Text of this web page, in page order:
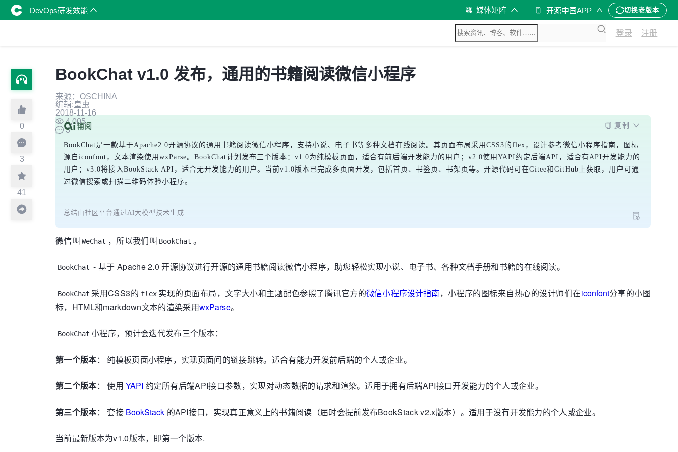
DevOps研发效能 媒体矩阵 开源中国APP 切换老版本
登录 注册
0
3
41
BookChat v1.0 发布，通用的书籍阅读微信小程序
来源：OSCHINA
编辑:皇虫
2018-11-16
4,005
3
复制
BookChat是一款基于Apache2.0开源协议的通用书籍阅读微信小程序，支持小说、电子书等多种文档在线阅读。其页面布局采用CSS3的flex，设计参考微信小程序指南，图标
源自iconfont，文本渲染使用wxParse。BookChat计划发布三个版本：v1.0为纯模板页面，适合有前后端开发能力的用户；v2.0使用YAPI约定后端API，适合有API开发能力的
用户；v3.0将接入BookStack API，适合无开发能力的用户。当前v1.0版本已完成多页面开发，包括首页、书签页、书架页等。开源代码可在Gitee和GitHub上获取，用户可通
过微信搜索或扫描二维码体验小程序。
总结由社区平台通过AI大模型技术生成
微信叫 WeChat ，所以我们叫 BookChat 。
BookChat - 基于 Apache 2.0 开源协议进行开源的通用书籍阅读微信小程序，助您轻松实现小说、电子书、各种文档手册和书籍的在线阅读。
BookChat 采用CSS3的 flex 实现的页面布局，文字大小和主题配色参照了腾讯官方的微信小程序设计指南，小程序的图标来自热心的设计师们在iconfont分享的小图
标，HTML和markdown文本的渲染采用wxParse。
BookChat 小程序，预计会迭代发布三个版本：
第一个版本： 纯模板页面小程序，实现页面间的链接跳转。适合有能力开发前后端的个人或企业。
第二个版本： 使用YAPI 约定所有后端API接口参数，实现对动态数据的请求和渲染。适用于拥有后端API接口开发能力的个人或企业。
第三个版本： 套接 BookStack 的API接口，实现真正意义上的书籍阅读（届时会提前发布BookStack v2.x版本）。适用于没有开发能力的个人或企业。
当前最新版本为v1.0版本，即第一个版本.